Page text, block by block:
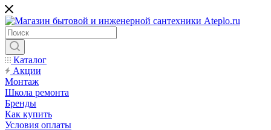
Каталог
Акции
Монтаж
Школа ремонта
Бренды
Как купить
Условия оплаты